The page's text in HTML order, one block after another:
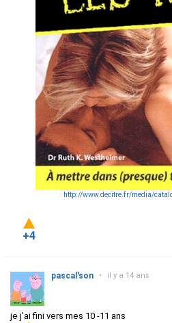
http://www.decitre.fr/media/
+4
pascal'son • il y a 14 ans
je j'ai fini vers mes 10 -11 ans